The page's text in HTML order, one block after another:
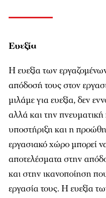
Ευεξία
Η ευεξία των
απόδοσή τους στον
µιλάµε για ευεξία, δεν
αλλά και την
υποστήριξη και η
εργασιακό χώρο µπορεί
αποτελέσµατα στην
και στην ικανοποίηση
εργασία τους. Η ευεξία